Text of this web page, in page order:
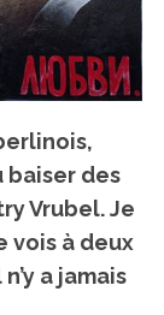
baiser des
Vrubel. Je
vois à deux
a jamais